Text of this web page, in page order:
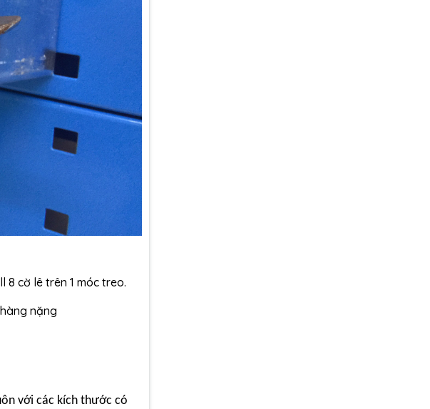
8 cờ lê trên 1 móc treo.
nặng
với các kích thước có